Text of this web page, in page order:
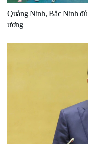
Quảng Ninh, Bắc Ninh
ương